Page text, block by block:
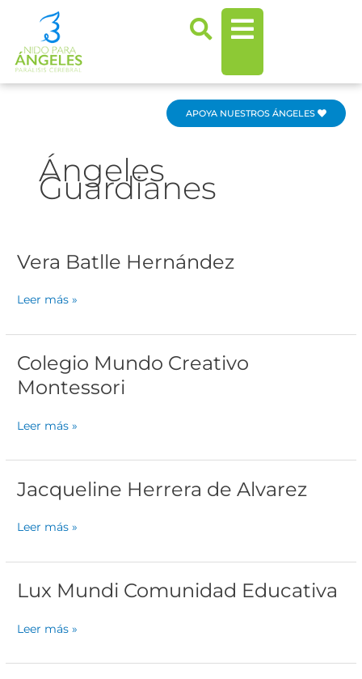
contenido
APOYA NUESTROS ÁNGELES
Ángeles
Guardianes
Vera Batlle Hernández
Vera
Hernández
Leer más »
Colegio Mundo Creativo
Montessori
Colegio
Creativo
Leer más »
Jacqueline Herrera de Alvarez
Jacqueline
de
Leer más »
Lux Mundi Comunidad Educativa
Lux
Comunidad
Leer más »